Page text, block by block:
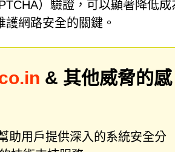
）驗證，可以顯著降低成
網路安全的關鍵。
& 其他威脅的感
助用戶提供深入的系統安全分